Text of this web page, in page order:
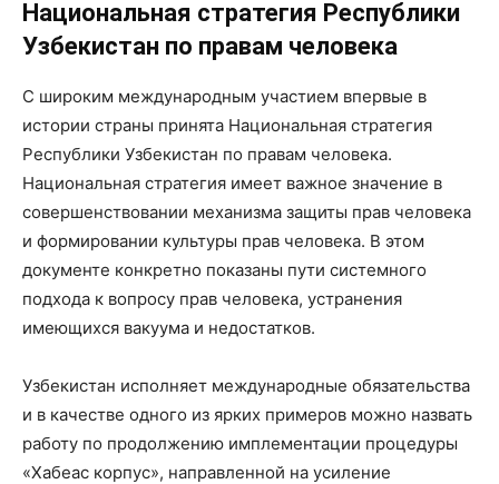
Национальная стратегия Республики
Узбекистан по правам человека
С широким международным участием впервые в
истории страны принята Национальная стратегия
Республики Узбекистан по правам человека.
Национальная стратегия имеет важное значение в
совершенствовании механизма защиты прав человека
и формировании культуры прав человека. В этом
документе конкретно показаны пути системного
подхода к вопросу прав человека, устранения
имеющихся вакуума и недостатков.
Узбекистан исполняет международные обязательства
и в качестве одного из ярких примеров можно назвать
работу по продолжению имплементации процедуры
«Хабеас корпус», направленной на усиление